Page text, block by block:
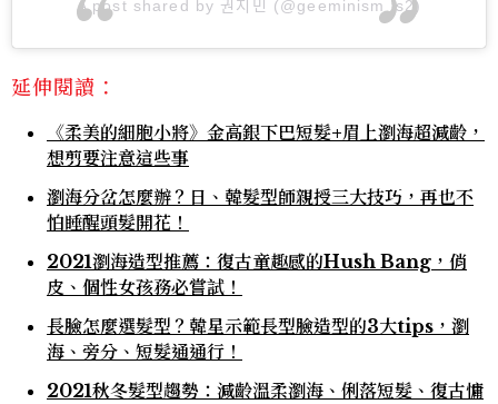
A post shared by 권지민 (@geeminism_s2)
延伸閱讀：
《柔美的細胞小將》金高銀下巴短髮+眉上瀏海超減齡，
想剪要注意這些事
瀏海分岔怎麼辦？日、韓髮型師親授三大技巧，再也不
怕睡醒頭髮開花！
2021瀏海造型推薦：復古童趣感的Hush Bang，俏
皮、個性女孩務必嘗試！
長臉怎麼選髮型？韓星示範長型臉造型的3大tips，瀏
海、旁分、短髮通通行！
2021秋冬髮型趨勢：減齡溫柔瀏海、俐落短髮、復古慵